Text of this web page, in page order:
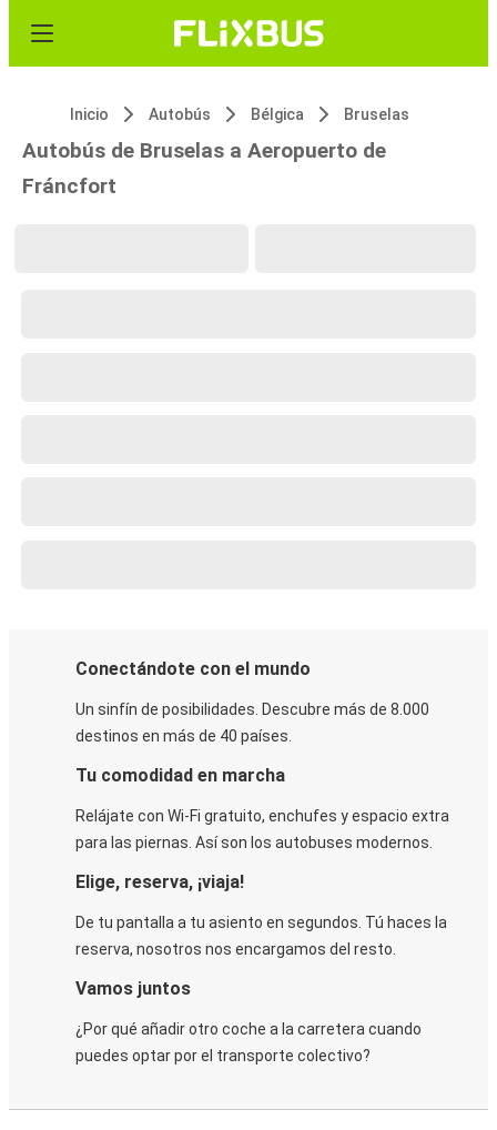
Inicio Autobús Bélgica Bruselas
Autobús de Bruselas a Aeropuerto de
Fráncfort
Conectándote con el mundo
Un sinfín de posibilidades. Descubre más de 8.000
destinos en más de 40 países.
Tu comodidad en marcha
Relájate con Wi-Fi gratuito, enchufes y espacio extra
para las piernas. Así son los autobuses modernos.
Elige, reserva, ¡viaja!
De tu pantalla a tu asiento en segundos. Tú haces la
reserva, nosotros nos encargamos del resto.
Vamos juntos
¿Por qué añadir otro coche a la carretera cuando
puedes optar por el transporte colectivo?